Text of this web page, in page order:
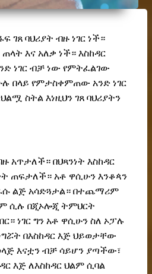
ገጸ ባህሪያት ብዙ ነገር ነች።
እና አለቃ ነች። እስከዳር
ነገር ብቻ ነው የምትፈልገው
በላይ የምታስቀምጠው አንድ ነገር
ስትል እነዚህን ገጸ ባህሪያትን
አጥታለች። በህጻንነት እስከዳር
ጠፍታለች። አቶ ዋሲሁን እንቆጳን
ልጅ አሳድጓታል። በተጨማሪም
ሲሉ በጂኦሎጂ ትምህርት
ነገር ግን አቶ ዋሲሁን ስለ ኦፓሉ
በእስከዳር እጅ ህይወታቸው
እናቷን ብቻ ሳይሆን ያጣችው፣
እጅ ለእስከዳር ህልም ሲባል